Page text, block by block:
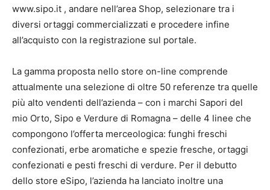
www.sipo.it , andare nell’area Shop, selezionare tra i
diversi ortaggi commercializzati e procedere infine
all’acquisto con la registrazione sul portale.
La gamma proposta nello store on-line comprende
attualmente una selezione di oltre 50 referenze tra quelle
più alto vendenti dell’azienda – con i marchi Sapori del
mio Orto, Sipo e Verdure di Romagna – delle 4 linee che
compongono l’offerta merceologica: funghi freschi
confezionati, erbe aromatiche e spezie fresche, ortaggi
confezionati e pesti freschi di verdure. Per il debutto
dello store eSipo, l’azienda ha lanciato inoltre una